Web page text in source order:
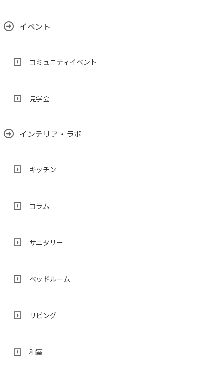
イベント
コミュニティイベント
見学会
インテリア・ラボ
キッチン
コラム
サニタリー
ベッドルーム
リビング
和室